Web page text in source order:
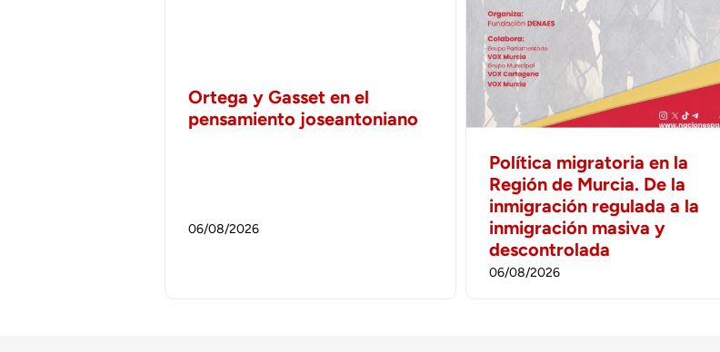
Ortega y Gasset en el
pensamiento joseantoniano
06/08/2026
Política migratoria en la
Región de Murcia. De la
inmigración regulada a la
inmigración masiva y
descontrolada
06/08/2026